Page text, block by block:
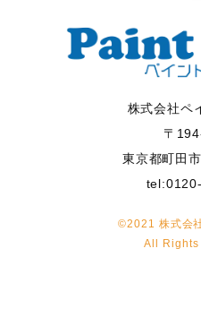
株式会社ペ
〒
東京都町田
©2021 株式会
All Rights